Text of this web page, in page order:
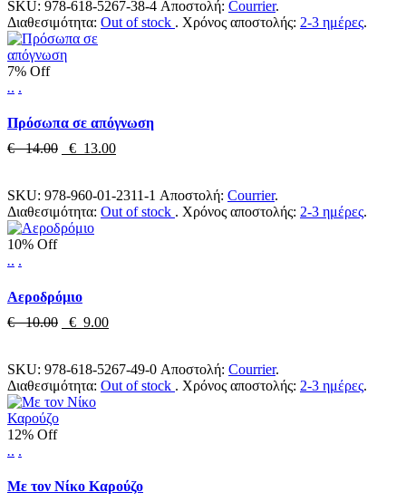
SKU: 978-618-5267-38-4 Αποστολή: Courrier.
Διαθεσιμότητα: Out of stock . Χρόνος αποστολής: 2-3 ημέρες.
7% Off
.. .
Πρόσωπα σε απόγνωση
€ 14.00
€ 13.00
SKU: 978-960-01-2311-1 Αποστολή: Courrier.
Διαθεσιμότητα: Out of stock . Χρόνος αποστολής: 2-3 ημέρες.
10% Off
.. .
Αεροδρόμιο
€ 10.00
€ 9.00
SKU: 978-618-5267-49-0 Αποστολή: Courrier.
Διαθεσιμότητα: Out of stock . Χρόνος αποστολής: 2-3 ημέρες.
12% Off
.. .
Με τον Νίκο Καρούζο